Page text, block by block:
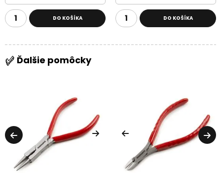
DO KOŠÍKA DO KOŠÍKA
Ďalšie pomôcky